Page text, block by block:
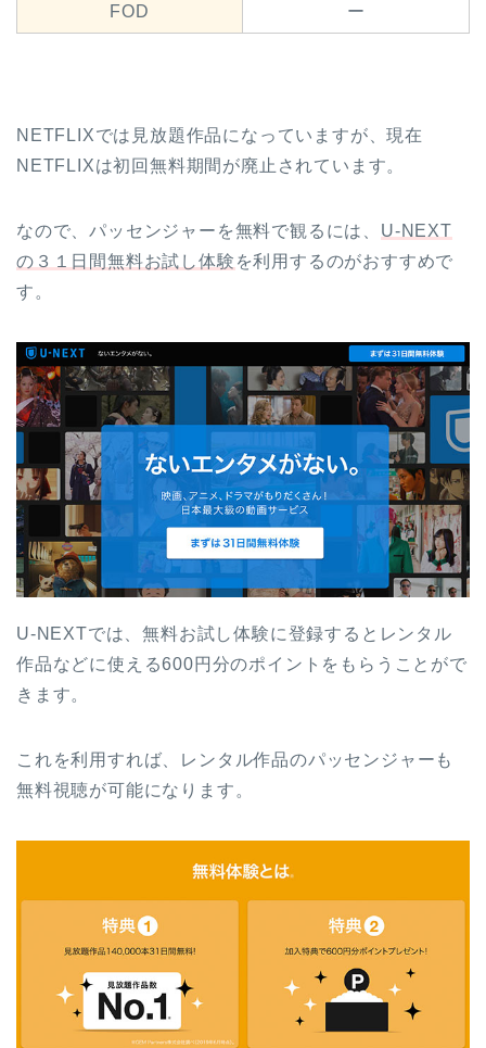
FOD ー
NETFLIXでは見放題作品になっていますが、現在
NETFLIXは初回無料期間が廃止されています。
なので、パッセンジャーを無料で観るには、 U-NEXT
の３１日間無料お試し体験 を利用するのがおすすめで
す。
U-NEXTでは、無料お試し体験に登録するとレンタル
作品などに使える600円分のポイントをもらうことがで
きます。
これを利用すれば、レンタル作品のパッセンジャーも
無料視聴が可能になります。